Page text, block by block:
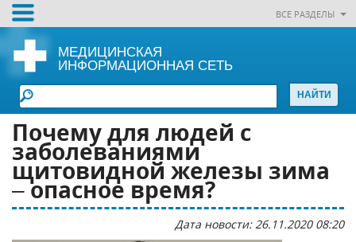
ВСЕ РАЗДЕЛЫ
МЕДИЦИНСКАЯ
ИНФОРМАЦИОННАЯ СЕТЬ
Почему для людей с
заболеваниями
щитовидной железы зима
– опасное время?
Дата новости: 26.11.2020 08:20